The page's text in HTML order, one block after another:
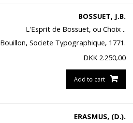
BOSSUET, J.B.
L'Esprit de Bossuet, ou Choix ..
Bouillon, Societe Typographique, 1771.
DKK 2.250,00
Add to cart
ERASMUS, (D.).